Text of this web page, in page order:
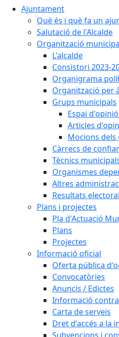
Ajuntament
Què és i què fa un
Salutació de l'Alcalde
Organització
L'alcalde
Consistori 2023-
Organigrama
Organització per
Grups municipals
Espai
Articles
Mocions
Càrrecs de
Tècnics
Organismes
Altres
Resultats
Plans i projectes
Pla d'Actuació
Plans
Projectes
Informació oficial
Oferta pública
Convocatòries
Anuncis / Edictes
Informació
Carta de serveis
Dret d'accés a la